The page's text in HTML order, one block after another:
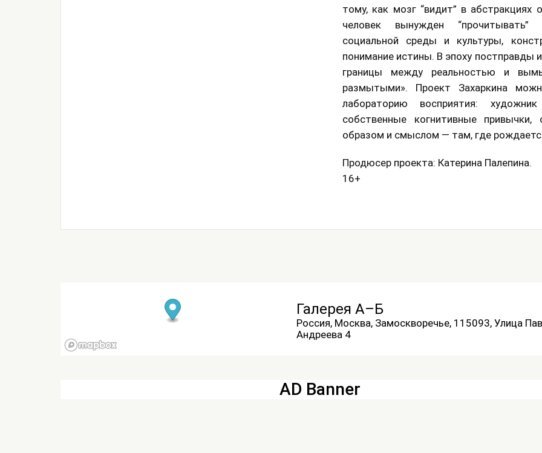
тому, как мозг “видит” в
человек вынужден
социальной среды и культуры,
понимание истины. В эпоху постправды
границы между реальностью и
размытыми». Проект Захаркина
лабораторию восприятия:
собственные когнитивные
образом и смыслом — там, где
Продюсер проекта: Катерина Палепина.
16+
Галерея А–Б
Россия, Москва, Замоскворечье, 115093, Улица
Андреева 4
AD Banner